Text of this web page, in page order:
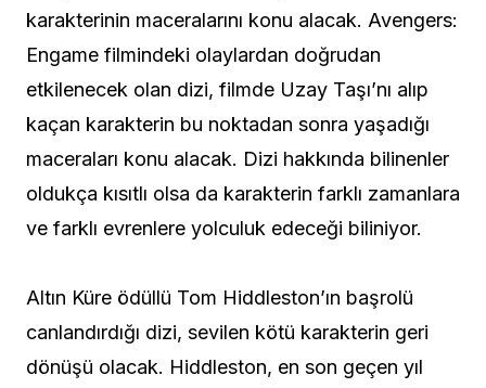
karakterinin maceralarını konu alacak. Avengers:
Engame filmindeki olaylardan doğrudan
etkilenecek olan dizi, filmde Uzay Taşı’nı alıp
kaçan karakterin bu noktadan sonra yaşadığı
maceraları konu alacak. Dizi hakkında bilinenler
oldukça kısıtlı olsa da karakterin farklı zamanlara
ve farklı evrenlere yolculuk edeceği biliniyor.
Altın Küre ödüllü Tom Hiddleston’ın başrolü
canlandırdığı dizi, sevilen kötü karakterin geri
dönüşü olacak. Hiddleston, en son geçen yıl